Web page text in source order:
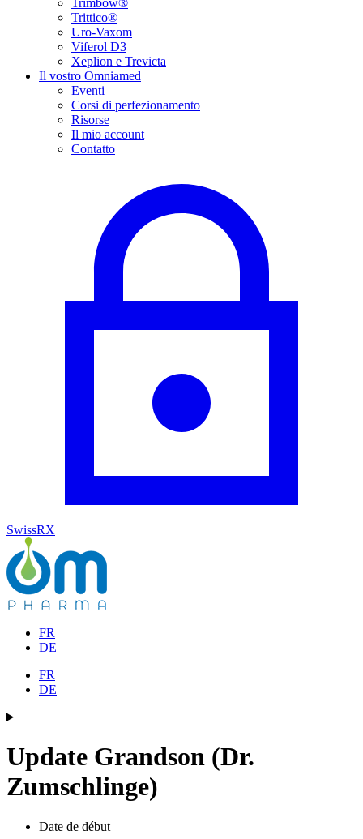
Trimbow®
Trittico®
Uro-Vaxom
Viferol D3
Xeplion e Trevicta
Il vostro Omniamed
Eventi
Corsi di perfezionamento
Risorse
Il mio account
Contatto
SwissRX
FR
DE
FR
DE
Update Grandson (Dr.
Zumschlinge)
Date de début